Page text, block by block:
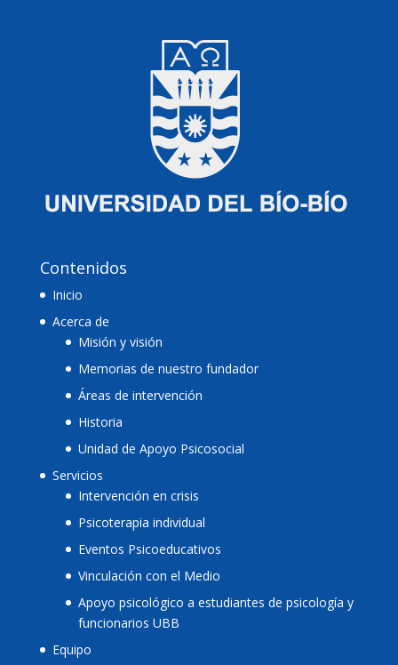
Contenidos
Inicio
Acerca de
Misión y visión
Memorias de nuestro fundador
Áreas de intervención
Historia
Unidad de Apoyo Psicosocial
Servicios
Intervención en crisis
Psicoterapia individual
Eventos Psicoeducativos
Vinculación con el Medio
Apoyo psicológico a estudiantes de psicología y
funcionarios UBB
Equipo